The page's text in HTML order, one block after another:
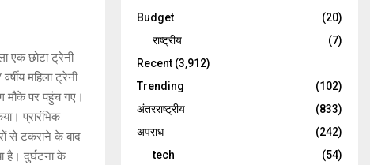
एक छोटा ट्रेनी
महिला ट्रेनी
मौके पर पहुंच गए।
प्रारंभिक
से टकराने के बाद
है। दुर्घटना के
Budget
(20)
राष्ट्रीय
(7)
Recent (3,912)
Trending
(102)
अंतरराष्ट्रीय
(833)
अपराध
(242)
tech
(54)